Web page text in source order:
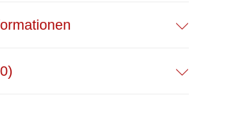
Holzschalung